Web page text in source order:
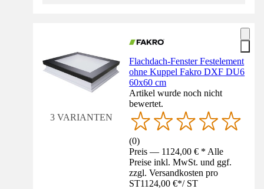
3 VARIANTEN
Flachdach-Fenster Festelement
ohne Kuppel Fakro DXF DU6
60x60 cm
Artikel wurde noch nicht
bewertet.
(0)
Preis — 1124,00 € * Alle
Preise inkl. MwSt. und ggf.
zzgl. Versandkosten pro
ST1124,00 €*/ ST